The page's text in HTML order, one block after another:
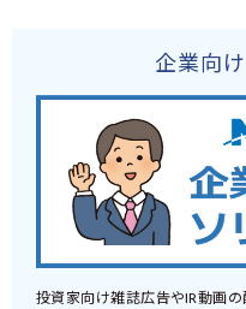
企業向け
投資家向け雑誌広告やIR動画の